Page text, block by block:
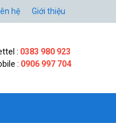
hệ Giới thiệu
: 0383 980 923
: 0906 997 704